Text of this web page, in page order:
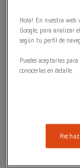
Hola! En nuestra web
Google, para analizar
según tu perfil de
Puedes aceptarlas
conocerlas en detalle.